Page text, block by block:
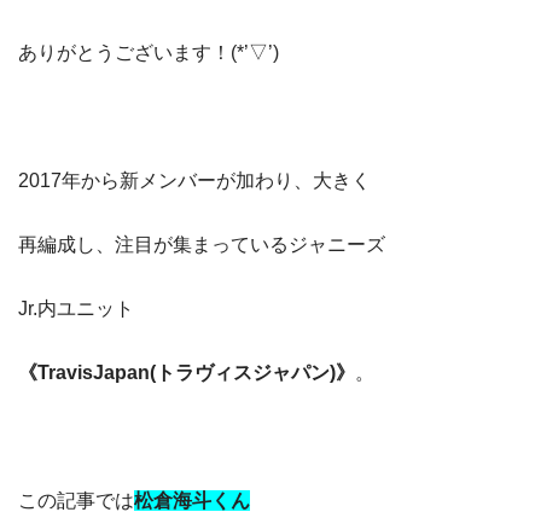
ありがとうございます！(*’▽’)
2017年から新メンバーが加わり、大きく
再編成し、注目が集まっているジャニーズ
Jr.内ユニット
《TravisJapan(トラヴィスジャパン)》 。
この記事では松倉海斗くん